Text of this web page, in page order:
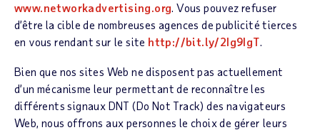
www.networkadvertising.org. Vous pouvez refuser
d’être la cible de nombreuses agences de publicité tierces
en vous rendant sur le site http://bit.ly/2Ig9IgT.
Bien que nos sites Web ne disposent pas actuellement
d’un mécanisme leur permettant de reconnaître les
différents signaux DNT (Do Not Track) des navigateurs
Web, nous offrons aux personnes le choix de gérer leurs